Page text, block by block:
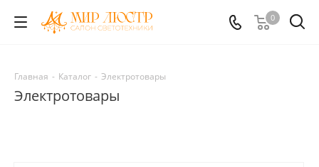
0
Главная - Каталог - Электротовары
Электротовары